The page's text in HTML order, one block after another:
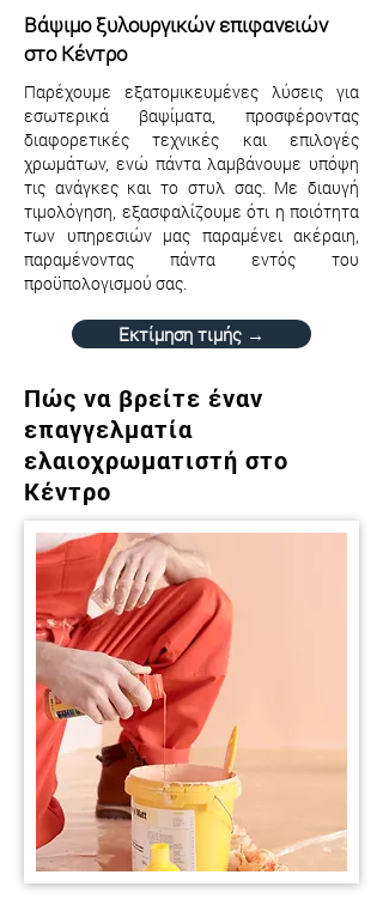
Βάψιμο ξυλουργικών επιφανειών
στο Κέντρο
Παρέχουμε εξατομικευμένες λύσεις για
εσωτερικά βαψίματα, προσφέροντας
διαφορετικές τεχνικές και επιλογές
χρωμάτων, ενώ πάντα λαμβάνουμε υπόψη
τις ανάγκες και το στυλ σας. Με διαυγή
τιμολόγηση, εξασφαλίζουμε ότι η ποιότητα
των υπηρεσιών μας παραμένει ακέραιη,
παραμένοντας πάντα εντός του
προϋπολογισμού σας.
Εκτίμηση τιμής →
Πώς να βρείτε έναν
επαγγελματία
ελαιοχρωματιστή στο
Κέντρο